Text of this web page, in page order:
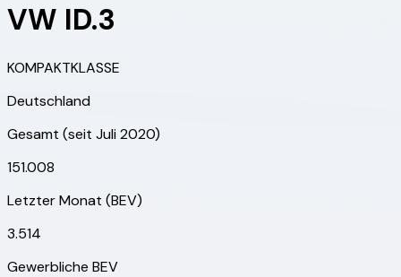
VW ID.3
KOMPAKTKLASSE
Deutschland
Gesamt (seit Juli 2020)
151.008
Letzter Monat (BEV)
3.514
Gewerbliche BEV